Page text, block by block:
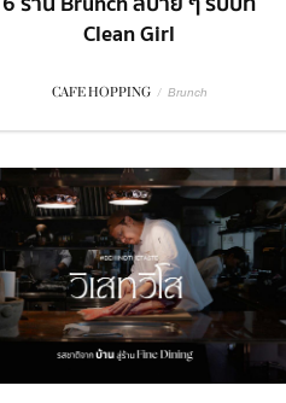
Clean Girl
CAFE HOPPING / Brunch